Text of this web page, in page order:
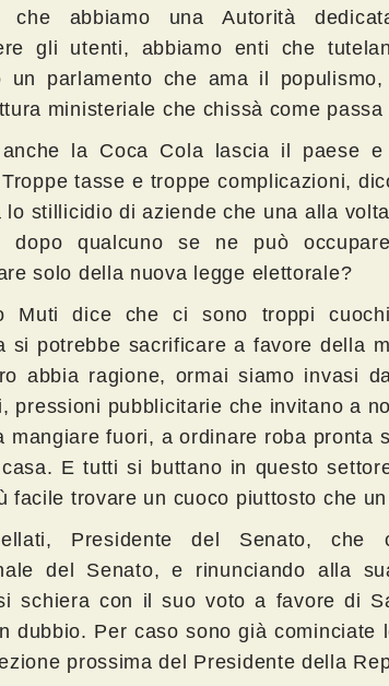
che abbiamo una Autorità
gli utenti, abbiamo enti che
un parlamento che ama il
ministeriale che chissà come
anche la Coca Cola lascia il paese
tasse e troppe complicazioni,
lo stillicidio di aziende che una alla
dopo qualcuno se ne può
solo della nuova legge elettorale?
Muti dice che ci sono troppi
si potrebbe sacrificare a favore della
abbia ragione, ormai siamo invasi
pressioni pubblicitarie che invitano a
mangiare fuori, a ordinare roba pronta
E tutti si buttano in questo
facile trovare un cuoco piuttosto che
Presidente del Senato, che
del Senato, e rinunciando alla
schiera con il suo voto a favore di
dubbio. Per caso sono già cominciate
prossima del Presidente della